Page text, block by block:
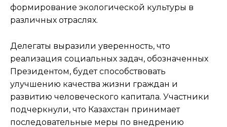
формирование экологической культуры в
различных отраслях.
Делегаты выразили уверенность, что
реализация социальных задач, обозначенных
Президентом, будет способствовать
улучшению качества жизни граждан и
развитию человеческого капитала. Участники
подчеркнули, что Казахстан принимает
последовательные меры по внедрению